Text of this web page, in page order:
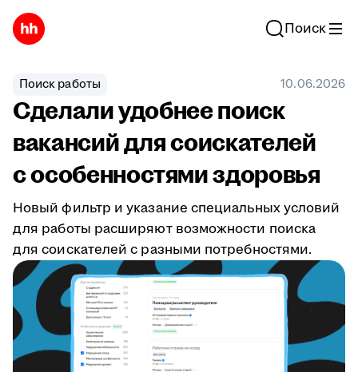
Поиск
Поиск работы 10.06.2026
Сделали удобнее поиск
вакансий для соискателей
с особенностями здоровья
Новый фильтр и указание специальных условий
для работы расширяют возможности поиска
для соискателей с разными потребностями.